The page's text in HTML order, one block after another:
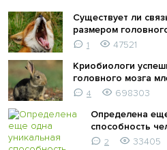
Существует ли
размером
1
47521
Криобиологи
головного мозга
4
698303
Определена
способность
2 33405